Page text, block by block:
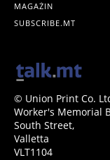
MAGAŻIN
SUBSCRIBE.MT
© Union Print Co.
Worker's Memorial
South Street,
Valletta
VLT1104